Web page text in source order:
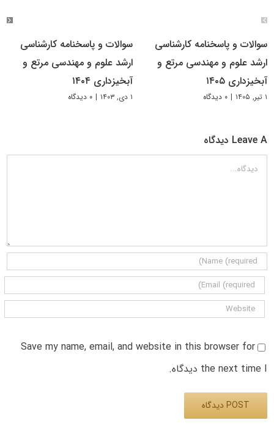
سوالات و پاسخنامه کارشناسی
ارشد علوم و مهندسی مرتع و
آبخیزداری ۱۴۰۵
۱ تیر, ۱۴۰۵ | ۰ دیدگاه
سوالات و پاسخنامه کارشناسی
ارشد علوم و مهندسی مرتع و
آبخیزداری ۱۴۰۴
۱ دی, ۱۴۰۳ | ۰ دیدگاه
Leave A دیدگاه
دیدگاه
Save my name, email, and website in this browser for
the next time I دیدگاه.